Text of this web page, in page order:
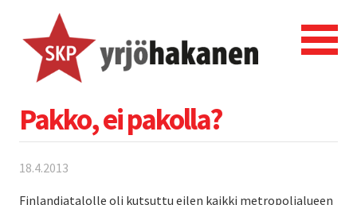
Pakko, ei pakolla?
18.4.2013
Finlandiatalolle oli kutsuttu eilen kaikki metropolialueen